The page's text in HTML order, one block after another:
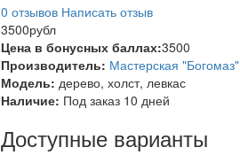
0 отзывов Написать отзыв
3500рубл
Цена в бонусных баллах:3500
Производитель: Мастерская "Богомаз"
Модель: дерево, холст, левкас
Наличие: Под заказ 10 дней
Доступные варианты